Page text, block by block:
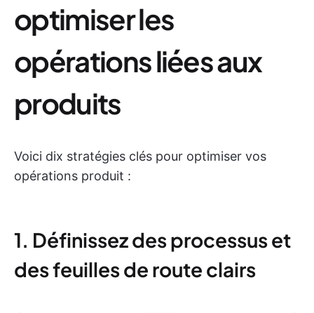
optimiser les
opérations liées aux
produits
Voici dix stratégies clés pour optimiser vos
opérations produit :
1. Définissez des processus et
des feuilles de route clairs